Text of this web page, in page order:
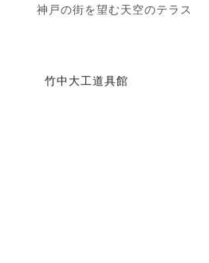
神戸の街を望む天空のテラス
竹中大工道具館